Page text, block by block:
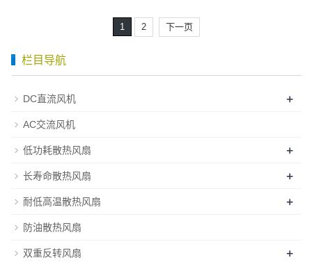
1 2 下一页
栏目导航
DC直流风机 +
AC交流风机
低功耗散热风扇 +
长寿命散热风扇 +
耐低高温散热风扇 +
防油散热风扇
双重反转风扇 +